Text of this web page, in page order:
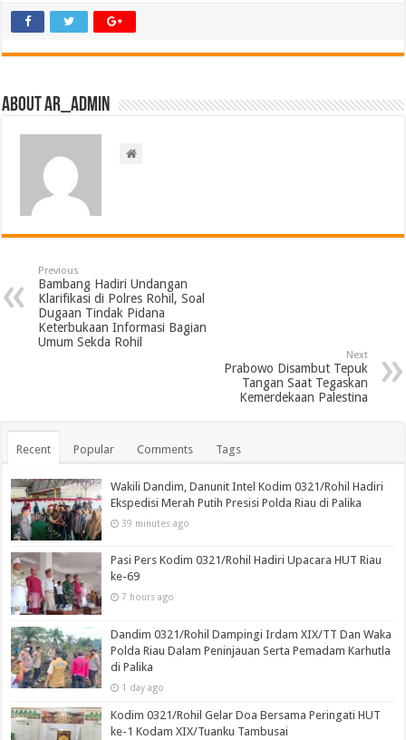
About ar_admin
Previous
Bambang Hadiri Undangan
Klarifikasi di Polres Rohil, Soal
Dugaan Tindak Pidana
Keterbukaan Informasi Bagian
Umum Sekda Rohil
Next
Prabowo Disambut Tepuk
Tangan Saat Tegaskan
Kemerdekaan Palestina
Recent Popular Comments Tags
Wakili Dandim, Danunit Intel Kodim 0321/Rohil Hadiri
Ekspedisi Merah Putih Presisi Polda Riau di Palika
39 minutes ago
Pasi Pers Kodim 0321/Rohil Hadiri Upacara HUT Riau
ke-69
7 hours ago
Dandim 0321/Rohil Dampingi Irdam XIX/TT Dan Waka
Polda Riau Dalam Peninjauan Serta Pemadam Karhutla
di Palika
1 day ago
Kodim 0321/Rohil Gelar Doa Bersama Peringati HUT
ke-1 Kodam XIX/Tuanku Tambusai